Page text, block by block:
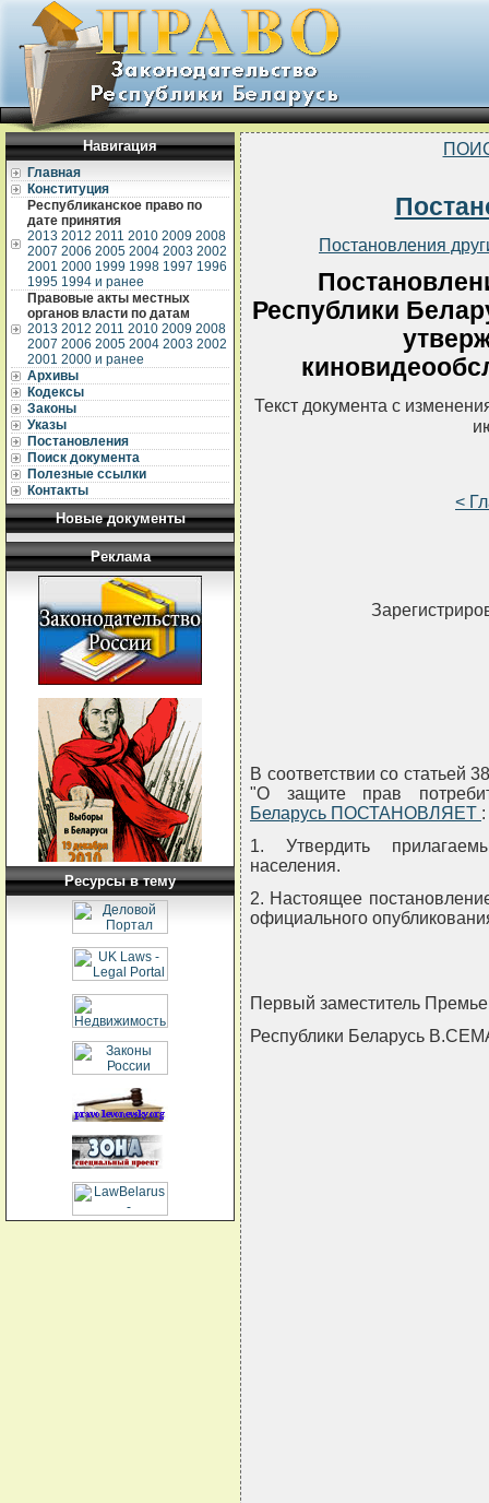
Навигация
Главная
Конституция
Республиканское право по
дате принятия
2013 2012 2011 2010 2009 2008
2007 2006 2005 2004 2003 2002
2001 2000 1999 1998 1997 1996
1995 1994 и ранее
Правовые акты местных
органов власти по датам
2013 2012 2011 2010 2009 2008
2007 2006 2005 2004 2003 2002
2001 2000 и ранее
Архивы
Кодексы
Законы
Указы
Постановления
Поиск документа
Полезные ссылки
Контакты
Новые документы
Реклама
Ресурсы в тему
Постановления
Республики
Текст документа с
<
В соответствии со статьей
"О защите прав
Беларусь ПОСТАНОВЛЯЕТ :
1. Утвердить
населения.
2. Настоящее
официального
Первый заместитель
Республики Беларусь